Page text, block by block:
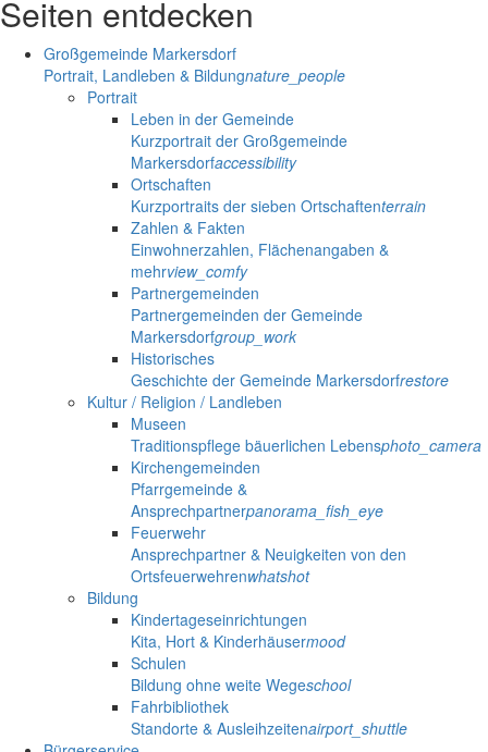
Seiten entdecken
Großgemeinde Markersdorf
Portrait, Landleben & Bildungnature_people
Portrait
Leben in der Gemeinde
Kurzportrait der Großgemeinde
Markersdorfaccessibility
Ortschaften
Kurzportraits der sieben Ortschaftenterrain
Zahlen & Fakten
Einwohnerzahlen, Flächenangaben &
mehrview_comfy
Partnergemeinden
Partnergemeinden der Gemeinde
Markersdorfgroup_work
Historisches
Geschichte der Gemeinde Markersdorfrestore
Kultur / Religion / Landleben
Museen
Traditionspflege bäuerlichen Lebensphoto_camera
Kirchengemeinden
Pfarrgemeinde &
Ansprechpartnerpanorama_fish_eye
Feuerwehr
Ansprechpartner & Neuigkeiten von den
Ortsfeuerwehrenwhatshot
Bildung
Kindertageseinrichtungen
Kita, Hort & Kinderhäusermood
Schulen
Bildung ohne weite Wegeschool
Fahrbibliothek
Standorte & Ausleihzeitenairport_shuttle